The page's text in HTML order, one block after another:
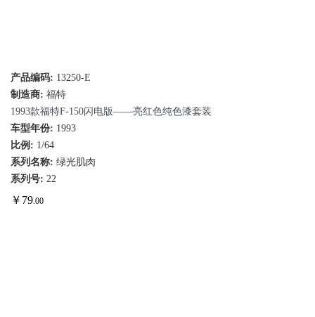
产品编码: 13250-E
制造商: 福特
1993款福特F-150闪电版——亮红色纯色漆套装
车型年份: 1993
比例: 1/64
系列名称: 绿光肌肉
系列号: 22
￥ 79 .00